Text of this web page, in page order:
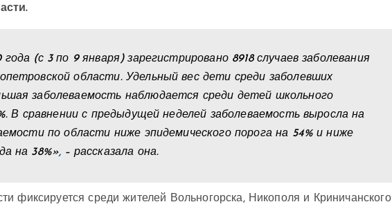
(с 3 по 9 января) зарегистрировано 8918 случаев заболевания
области. Удельный вес дети среди заболевших
заболеваемость наблюдается среди детей школьного
В сравнении с предыдущей неделей заболеваемость выросла на
по области ниже эпидемического порога на 54% и ниже
на 38%», – рассказала она.
фиксируется среди жителей Вольногорска, Никополя и Криничанского